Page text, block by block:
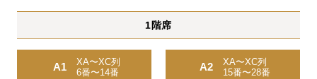
1階席
A1
XA〜XC列
6番〜14番
A2
XA〜XC列
15番〜28番